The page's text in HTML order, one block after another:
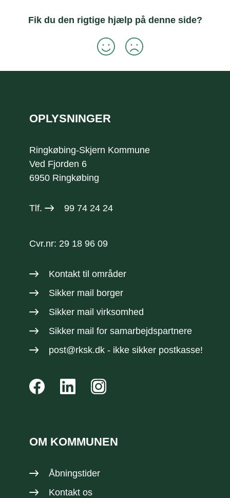
Fik du den rigtige hjælp på denne side?
OPLYSNINGER
Ringkøbing-Skjern Kommune
Ved Fjorden 6
6950 Ringkøbing
Tlf. 99 74 24 24
Cvr.nr: 29 18 96 09
Kontakt til områder
Sikker mail borger
Sikker mail virksomhed
Sikker mail for samarbejdspartnere
post@rksk.dk- ikke sikker postkasse!
OM KOMMUNEN
Åbningstider
Kontakt os